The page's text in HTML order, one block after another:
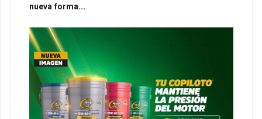
nueva forma...